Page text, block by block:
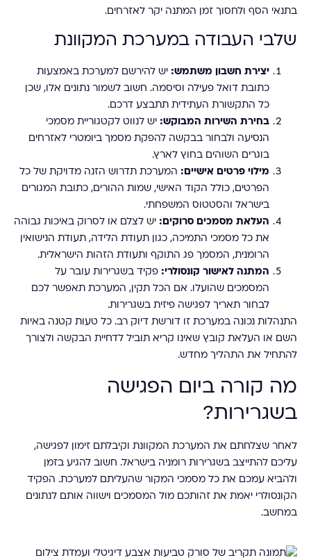
בתנאי הסף ולחסוך זמן המתנה יקר לאזרחים.
שלבי העבודה במערכת המקוונת
יצירת חשבון משתמש: יש להירשם למערכת באמצעות
כתובת דואל פעילה וסיסמה. חשוב לשמור נתונים אלו, שכן
כל התקשורת העתידית תתבצע דרכם.
בחירת השירות המבוקש: יש לנווט לקטגוריית מסמכי
הנסיעה ולבחור בבקשה להפקת מסמך ביומטרי לאזרחים
בוגרים השוהים בחוץ לארץ.
מילוי פרטים אישיים: המערכת תדרוש הזנה מדויקת של כל
הפרטים, כולל הקוד האישי, שמות ההורים, כתובת המגורים
בישראל והסטטוס המשפחתי.
העלאת מסמכים סרוקים: יש לצלם או לסרוק באיכות גבוהה
את כל מסמכי התמיכה, כגון תעודת הלידה, תעודת הנישואין
הרומנית, המסמך פג התוקף ותעודת הזהות הישראלית.
המתנה לאישור קונסולרי: פקיד בשגרירות עובר על
המסמכים שהועלו. אם הכל תקין, המערכת תאפשר לכם
לבחור תאריך לפגישה פיזית בשגרירות.
התנהלות נכונה במערכת זו דורשת דיוק רב. כל טעות קטנה באיות
השם או העלאת קובץ שאינו קריא תוביל לדחיית הבקשה ולצורך
להתחיל את התהליך מחדש.
מה קורה ביום הפגישה
בשגרירות?
לאחר שצלחתם את המערכת המקוונת וקיבלתם זימון לפגישה,
עליכם להתייצב בשגרירות רומניה בישראל. חשוב להגיע בזמן
ולהביא עמכם את כל מסמכי המקור שהעליתם למערכת. הפקיד
הקונסולרי יאמת את זהותכם מול המסמכים וישווה אותם לנתונים
במחשב.